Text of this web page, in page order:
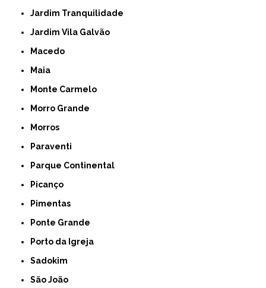
Jardim Tranquilidade
Jardim Vila Galvão
Macedo
Maia
Monte Carmelo
Morro Grande
Morros
Paraventi
Parque Continental
Picanço
Pimentas
Ponte Grande
Porto da Igreja
Sadokim
São João